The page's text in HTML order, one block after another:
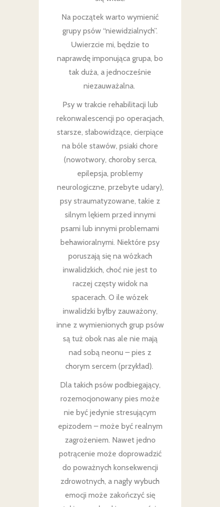
Na początek warto wymienić
grupy psów “niewidzialnych”.
Uwierzcie mi, będzie to
naprawdę imponująca grupa, bo
tak duża, a jednocześnie
niezauważalna.
Psy w trakcie rehabilitacji lub
rekonwalescencji po operacjach,
starsze, słabowidzące, cierpiące
na bóle stawów, psiaki chore
(nowotwory, choroby serca,
epilepsja, problemy
neurologiczne, przebyte udary),
psy straumatyzowane, takie z
silnym lękiem przed innymi
psami lub innymi problemami
behawioralnymi. Niektóre psy
poruszają się na wózkach
inwalidzkich, choć nie jest to
raczej częsty widok na
spacerach. O ile wózek
inwalidzki byłby zauważony,
inne z wymienionych grup psów
są tuż obok nas ale nie mają
nad sobą neonu – pies z
chorym sercem (przykład).
Dla takich psów podbiegający,
rozemocjonowany pies może
nie być jedynie stresującym
epizodem – może być realnym
zagrożeniem. Nawet jedno
potrącenie może doprowadzić
do poważnych konsekwencji
zdrowotnych, a nagły wybuch
emocji może zakończyć się